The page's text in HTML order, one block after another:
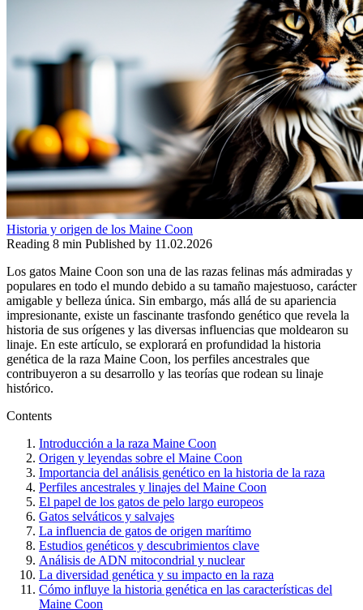
Historia y origen de los Maine Coon
Reading 8 min Published by 11.02.2026
Los gatos Maine Coon son una de las razas felinas más admiradas y
populares en todo el mundo debido a su tamaño majestuoso, carácter
amigable y belleza única. Sin embargo, más allá de su apariencia
impresionante, existe un fascinante trasfondo genético que revela la
historia de sus orígenes y las diversas influencias que moldearon su
linaje. En este artículo, se explorará en profundidad la historia
genética de la raza Maine Coon, los perfiles ancestrales que
contribuyeron a su desarrollo y las teorías que rodean su linaje
histórico.
Contents
Introducción a la raza Maine Coon
Origen y leyendas sobre el Maine Coon
Importancia del análisis genético en la historia de la raza
Perfiles ancestrales y linajes del Maine Coon
El papel de los gatos de pelo largo europeos
Gatos selváticos y salvajes
La influencia de gatos de origen marítimo
Estudios genéticos y descubrimientos clave
Análisis de ADN mitocondrial y nuclear
La diversidad genética y su impacto en la raza
Cómo influye la historia genética en las características del
Maine Coon